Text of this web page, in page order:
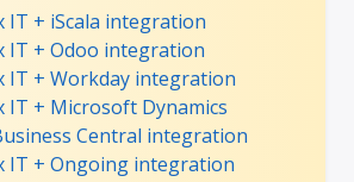
IT + iScala integration
IT + Odoo integration
IT + Workday integration
IT + Microsoft Dynamics
Central integration
IT + Ongoing integration